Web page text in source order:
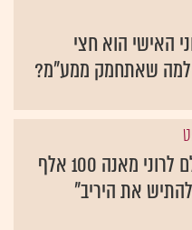
האישי הוא חצי
למה שאתחמק ממע"מ?
יוסי שגב ישלם לרוני מאנה 100 אלף
את היריב"